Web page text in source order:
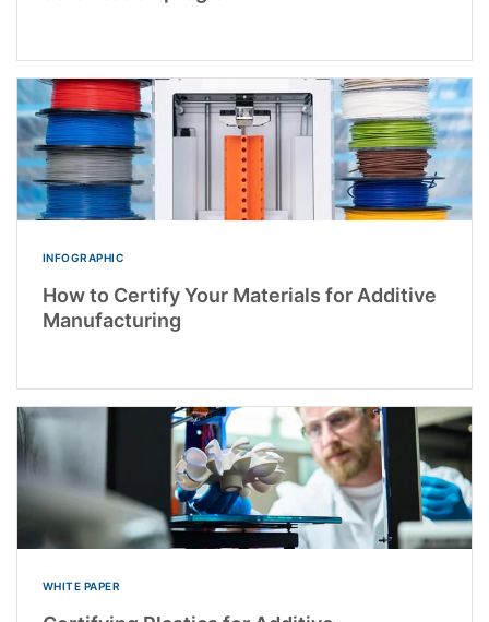
INFOGRAPHIC
How to Certify Your Materials for Additive
Manufacturing
WHITE PAPER